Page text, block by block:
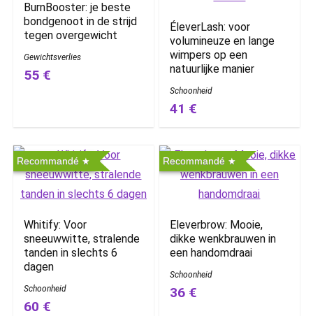
BurnBooster: je beste
bondgenoot in de strijd
tegen overgewicht
Gewichtsverlies
55 €
ÉleverLash: voor
volumineuze en lange
wimpers op een
natuurlijke manier
Schoonheid
41 €
Recommandé
Whitify: Voor
sneeuwwitte, stralende
tanden in slechts 6
dagen
Schoonheid
60 €
Recommandé
Eleverbrow: Mooie,
dikke wenkbrauwen in
een handomdraai
Schoonheid
36 €